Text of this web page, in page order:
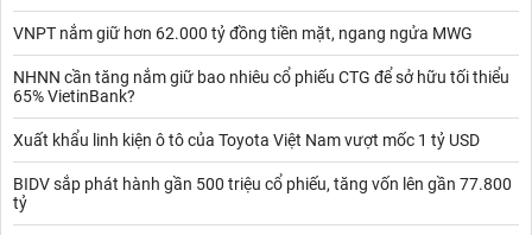
VNPT nắm giữ hơn 62.000 tỷ đồng tiền mặt, ngang ngửa MWG
NHNN cần tăng nắm giữ bao nhiêu cổ phiếu CTG để sở hữu tối thiểu
65% VietinBank?
Xuất khẩu linh kiện ô tô của Toyota Việt Nam vượt mốc 1 tỷ USD
BIDV sắp phát hành gần 500 triệu cổ phiếu, tăng vốn lên gần 77.800
tỷ